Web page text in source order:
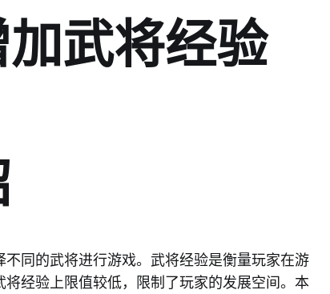
武将经验
同的武将进行游戏。武将经验是衡量玩家在游
经验上限值较低，限制了玩家的发展空间。本